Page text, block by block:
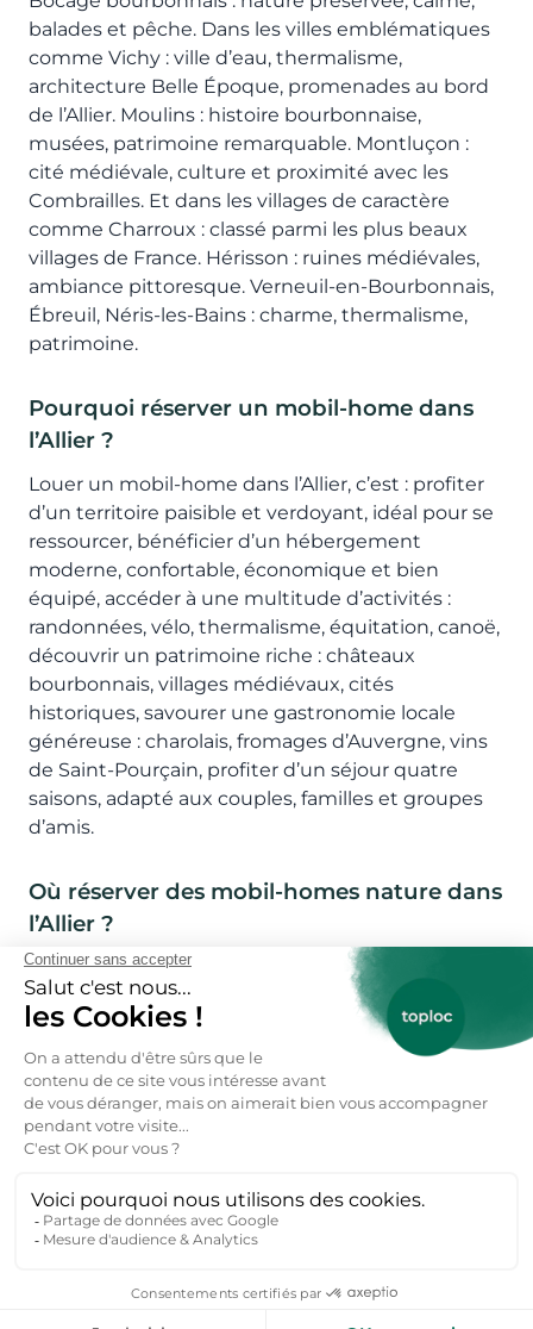
balades et pêche. Dans les villes emblématiques
comme Vichy : ville d’eau, thermalisme,
architecture Belle Époque, promenades au bord
de l’Allier. Moulins : histoire bourbonnaise,
musées, patrimoine remarquable. Montluçon :
cité médiévale, culture et proximité avec les
Combrailles. Et dans les villages de caractère
comme Charroux : classé parmi les plus beaux
villages de France. Hérisson : ruines médiévales,
ambiance pittoresque. Verneuil-en-Bourbonnais,
Ébreuil, Néris-les-Bains : charme, thermalisme,
patrimoine.
Pourquoi réserver un mobil-home dans
l’Allier ?
Louer un mobil-home dans l’Allier, c’est : profiter
d’un territoire paisible et verdoyant, idéal pour se
ressourcer, bénéficier d’un hébergement
moderne, confortable, économique et bien
équipé, accéder à une multitude d’activités :
randonnées, vélo, thermalisme, équitation, canoë,
découvrir un patrimoine riche : châteaux
bourbonnais, villages médiévaux, cités
historiques, savourer une gastronomie locale
généreuse : charolais, fromages d’Auvergne, vins
de Saint-Pourçain, profiter d’un séjour quatre
saisons, adapté aux couples, familles et groupes
d’amis.
Où réserver des mobil-homes nature dans
l’Allier ?
Sur Toploc, explorez des locations de mobil-
homes dans tout le département :
Mobil-home à Vichy, idéal pour un séjour bien-être
et thermalisme.
Mobil-home à Valigny, parfait pour les amoureux
de la nature.
Mobil-home à Moulins, pour profiter du patrimoine
Mobil-home à Chouvigny, pour un séjour sportif et
nature.
Mobil-home dans le Bocage bourbonnais, pour un